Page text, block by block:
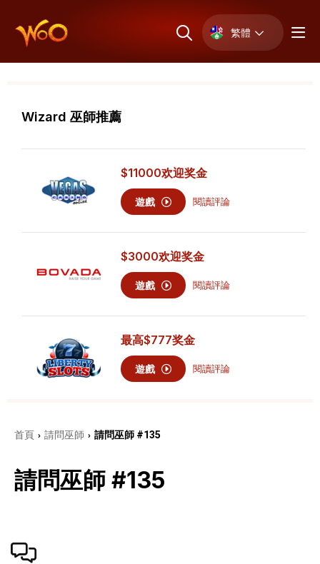
繁體
Wizard 巫師推薦
$11000欢迎奖金
遊戲 閱讀評論
$3000欢迎奖金
遊戲 閱讀評論
最高$777奖金
遊戲 閱讀評論
首頁 › 請問巫師 › 請問巫師 #135
請問巫師 #135